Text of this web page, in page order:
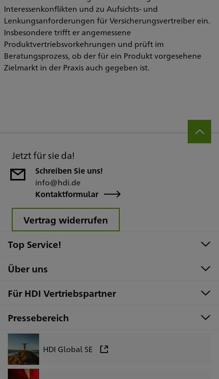
Interessenkonflikten und zu Aufsichts- und
Lenkungsanforderungen für Versicherungsvertreiber ein.
Insbesondere trifft er angemessene
Produktvertriebsvorkehrungen und prüft im
Beratungsprozess, ob der für ein Produkt vorgesehene
Zielmarkt in der Praxis auch gegeben ist.
Jetzt für sie da!
Schreiben Sie uns!
info@hdi.de
Kontaktformular
Vertrag widerrufen
Top Service!
Über uns
Für HDI Vertriebspartner
Pressebereich
HDI Global SE